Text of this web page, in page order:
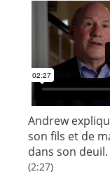
Andrew
son fils et de
dans son deuil.
(2:27)